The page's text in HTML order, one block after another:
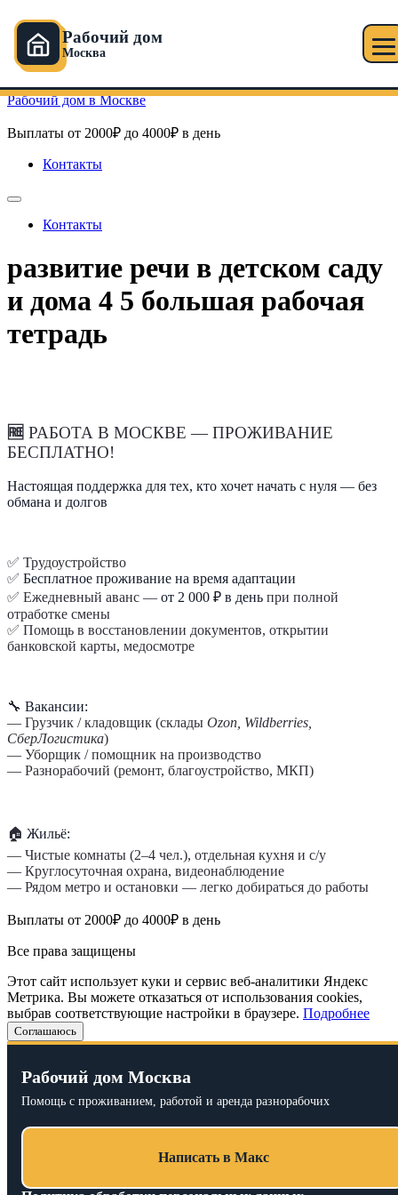
Рабочий дом
Москва
Перейти к содержимому
Рабочий дом в Москве
Выплаты от 2000₽ до 4000₽ в день
Контакты
Контакты
развитие речи в детском саду
и дома 4 5 большая рабочая
тетрадь
🆓 РАБОТА В МОСКВЕ — ПРОЖИВАНИЕ
БЕСПЛАТНО!
Настоящая поддержка для тех, кто хочет начать с нуля — без
обмана и долгов
✅ Трудоустройство
✅ Бесплатное проживание на время адаптации
✅ Ежедневный аванс — от 2 000 ₽ в день при полной
отработке смены
✅ Помощь в восстановлении документов, открытии
банковской карты, медосмотре
🔧 Вакансии:
— Грузчик / кладовщик (склады Ozon, Wildberries,
СберЛогистика)
— Уборщик / помощник на производство
— Разнорабочий (ремонт, благоустройство, МКП)
🏠 Жильё:
— Чистые комнаты (2–4 чел.), отдельная кухня и с/у
— Круглосуточная охрана, видеонаблюдение
— Рядом метро и остановки — легко добираться до работы
Выплаты от 2000₽ до 4000₽ в день
Все права защищены
Этот сайт использует куки и сервис веб-аналитики Яндекс
Метрика. Вы можете отказаться от использования cookies,
выбрав соответствующие настройки в браузере. Подробнее
Соглашаюсь
Рабочий дом Москва
Помощь с проживанием, работой и аренда разнорабочих
Написать в Макс